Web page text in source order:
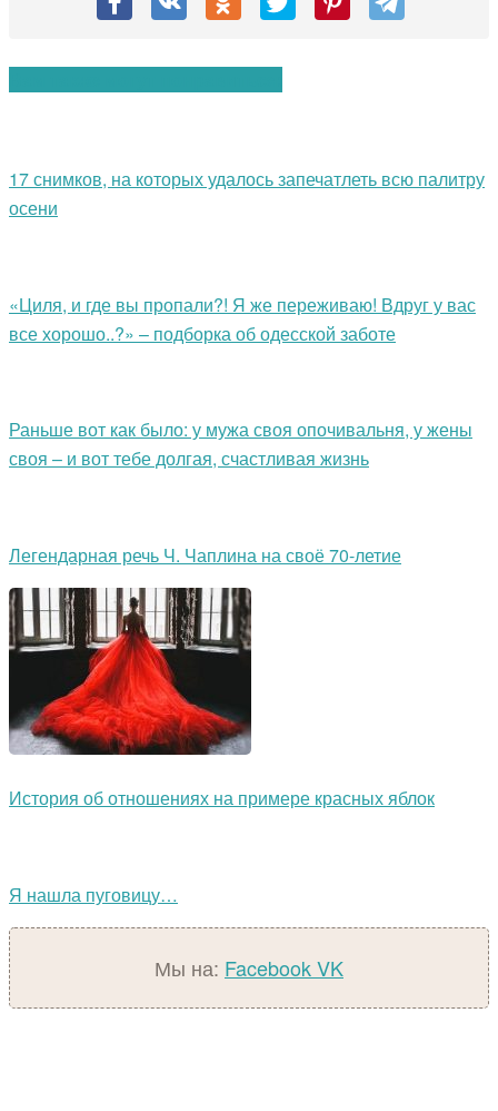
17 снимков, на которых удалось запечатлеть всю палитру
осени
«Циля, и где вы пропали?! Я же переживаю! Вдруг у вас
все хорошо..?» – подборка об одесской заботе
Раньше вот как было: у мужа своя опочивальня, у жены
своя – и вот тебе долгая, счастливая жизнь
Легендарная речь Ч. Чаплина на своё 70-летие
История об отношениях на примере красных яблок
Я нашла пуговицу…
Мы на: FacebookVK